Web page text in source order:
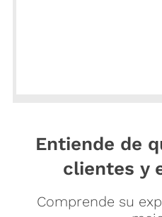
Entiende de
clientes y
Comprende su